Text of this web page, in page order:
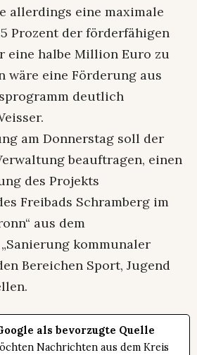
allerdings eine maximale
Prozent der förderfähigen
eine halbe Million Euro zu
wäre eine Förderung aus
deutlich
am Donnerstag soll der
beauftragen, einen
des Projekts
Freibads Schramberg im
aus dem
kommunaler
Bereichen Sport, Jugend
als bevorzugte Quelle
Nachrichten aus dem Kreis